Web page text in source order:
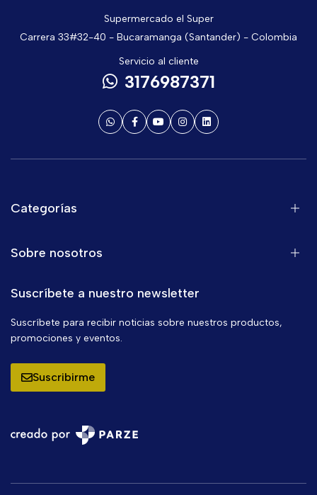
Supermercado el Super
Carrera 33#32-40 - Bucaramanga (Santander) - Colombia
Servicio al cliente
3176987371
Categorías
Sobre nosotros
Suscríbete a nuestro newsletter
Suscríbete para recibir noticias sobre nuestros productos,
promociones y eventos.
Suscribirme